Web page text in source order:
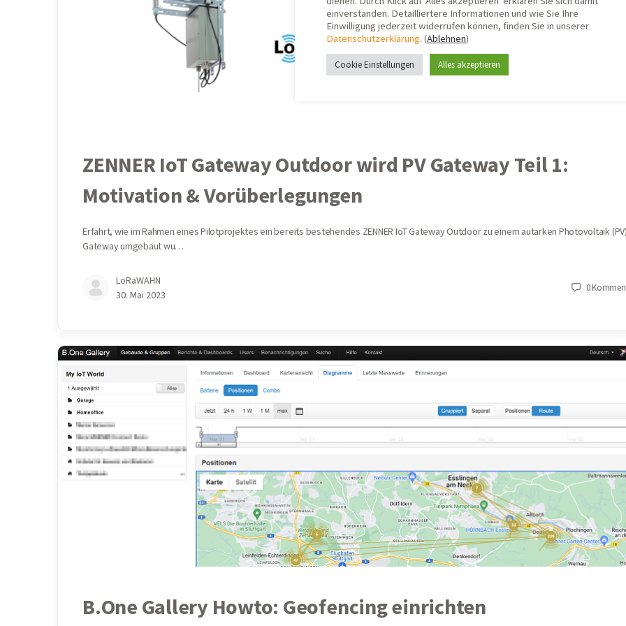
ZENNER IoT Gateway Outdoor wird PV Gateway Teil 1:
Motivation & Vorüberlegungen
Erfahrt, wie im Rahmen eines Pilotprojektes ein bereits bestehendes ZENNER IoT Gateway Outdoor zu einem autarken Photovoltaik (PV)
Gateway umgebaut wu…
LoRaWAHN
30. Mai 2023
0
B.One Gallery Howto: Geofencing einrichten
einverstanden. Detailliertere Informationen und wie Sie Ihre
Einwilligung jederzeit widerrufen können, finden Sie in unserer
Datenschutzerklärung. (Ablehnen)
Cookie Einstellungen Alles akzeptieren